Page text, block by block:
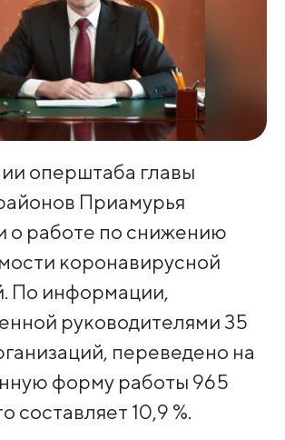
оперштаба главы
Приамурья
о работе по снижению
коронавирусной
По информации,
руководителями 35
переведено на
форму работы 965
составляет 10,9 %.